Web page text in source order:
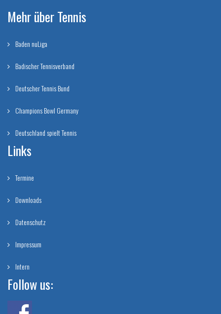
Mehr über Tennis
Baden nuLiga
Badischer Tennisverband
Deutscher Tennis Bund
Champions Bowl Germany
Deutschland spielt Tennis
Links
Termine
Downloads
Datenschutz
Impressum
Intern
Follow us: